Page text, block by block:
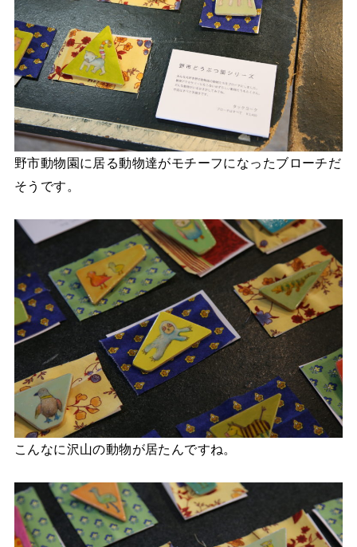
野市動物園に居る動物達がモチーフになったブローチだ
そうです。
こんなに沢山の動物が居たんですね。